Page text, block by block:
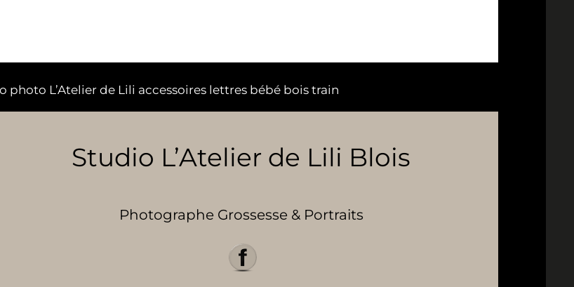
L’Atelier de Lili accessoires lettres bébé bois train
Studio L’Atelier de Lili Blois
Photographe Grossesse & Portraits